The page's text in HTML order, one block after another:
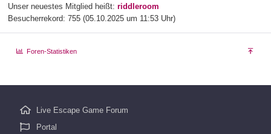
Unser neuestes Mitglied heißt: riddleroom
Besucherrekord: 755 (05.10.2025 um 11:53 Uhr)
Foren-Statistiken
Live Escape Game Forum
Portal